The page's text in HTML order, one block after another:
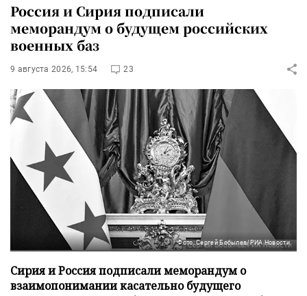
Россия и Сирия подписали
меморандум о будущем российских
военных баз
9 августа 2026, 15:54 23
Фото: Сергей Бобылев/РИА Новости
Сирия и Россия подписали меморандум о
взаимопонимании касательно будущего